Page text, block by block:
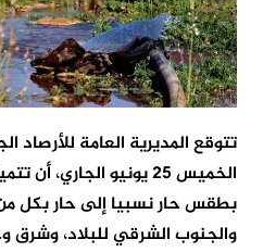
تتوقع المديرية العامة للأرصاد
الخميس 25 يونيو الجاري،
بطقس حار نسبيا إلى حار بكل
والجنوب الشرقي للبلاد، وشرق